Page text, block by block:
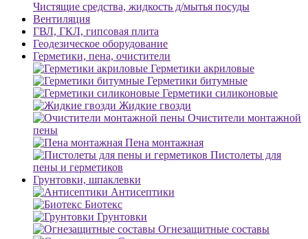
Чистящие средства, жидкость д/мытья посуды
Вентиляция
ГВЛ, ГКЛ, гипсовая плита
Геодезическое оборудование
Герметики, пена, очистители
Герметики акриловые
Герметики битумные
Герметики силиконовые
Жидкие гвозди
Очистители монтажной
пены
Пена монтажная
Пистолеты для
пены и герметиков
Грунтовки, шпаклевки
Антисептики
Биотекс
Грунтовки
Огнезащитные составы